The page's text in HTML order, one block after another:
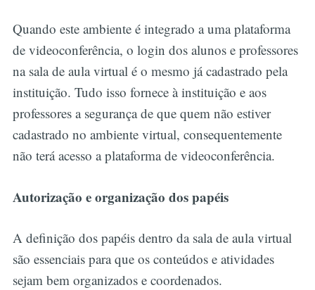
Quando este ambiente é integrado a uma plataforma
de videoconferência, o login dos alunos e professores
na sala de aula virtual é o mesmo já cadastrado pela
instituição. Tudo isso fornece à instituição e aos
professores a segurança de que quem não estiver
cadastrado no ambiente virtual, consequentemente
não terá acesso a plataforma de videoconferência.
Autorização e organização dos papéis
A definição dos papéis dentro da sala de aula virtual
são essenciais para que os conteúdos e atividades
sejam bem organizados e coordenados.